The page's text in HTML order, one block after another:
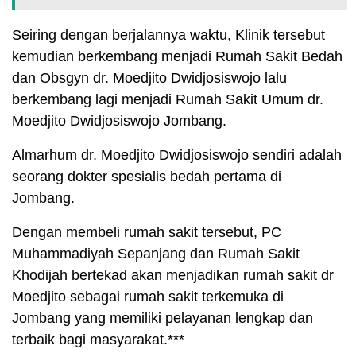
Seiring dengan berjalannya waktu, Klinik tersebut
kemudian berkembang menjadi Rumah Sakit Bedah
dan Obsgyn dr. Moedjito Dwidjosiswojo lalu
berkembang lagi menjadi Rumah Sakit Umum dr.
Moedjito Dwidjosiswojo Jombang.
Almarhum dr. Moedjito Dwidjosiswojo sendiri adalah
seorang dokter spesialis bedah pertama di
Jombang.
Dengan membeli rumah sakit tersebut, PC
Muhammadiyah Sepanjang dan Rumah Sakit
Khodijah bertekad akan menjadikan rumah sakit dr
Moedjito sebagai rumah sakit terkemuka di
Jombang yang memiliki pelayanan lengkap dan
terbaik bagi masyarakat.***